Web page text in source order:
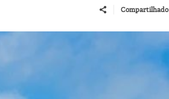
Compartilhado